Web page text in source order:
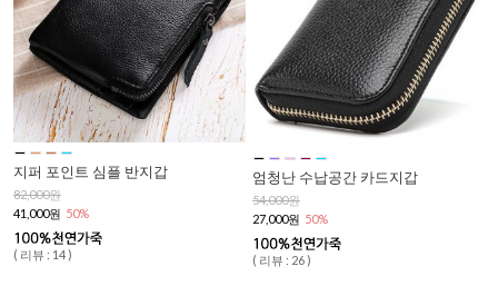
지퍼 포인트 심플 반지갑
82,000원
41,000원 50%
( 리뷰 : 14 )
엄청난 수납공간 카드지갑
54,000원
27,000원 50%
( 리뷰 : 26 )